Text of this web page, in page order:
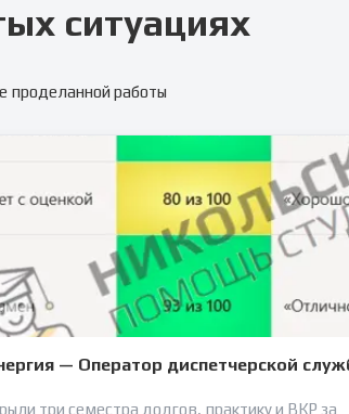
ситуациях
проделанной работы
— Оператор диспетчерской
три семестра долгов, практику и ВКР за